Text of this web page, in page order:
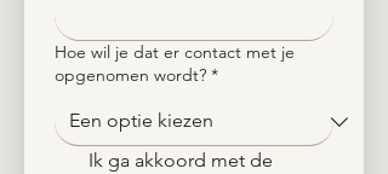
Hoe wil je dat er contact met je
opgenomen wordt? *
Ik ga akkoord met de